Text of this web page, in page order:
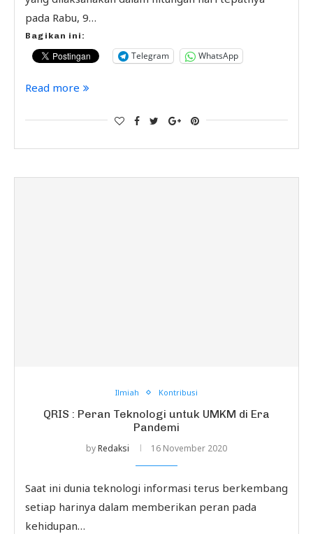
pada Rabu, 9…
Bagikan ini:
Telegram WhatsApp
Read more
Ilmiah Kontribusi
QRIS : Peran Teknologi untuk UMKM di Era
Pandemi
byRedaksi 16 November 2020
Saat ini dunia teknologi informasi terus berkembang
setiap harinya dalam memberikan peran pada
kehidupan…